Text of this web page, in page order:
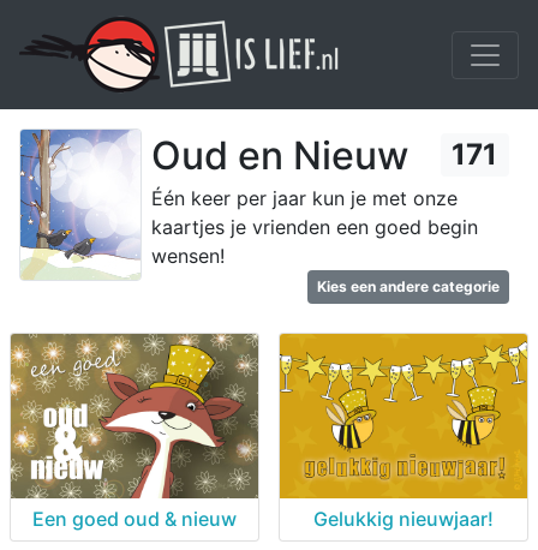
Oud en Nieuw 171
Één keer per jaar kun je met onze
kaartjes je vrienden een goed begin
wensen!
Kies een andere categorie
Een goed oud & nieuw Gelukkig nieuwjaar!